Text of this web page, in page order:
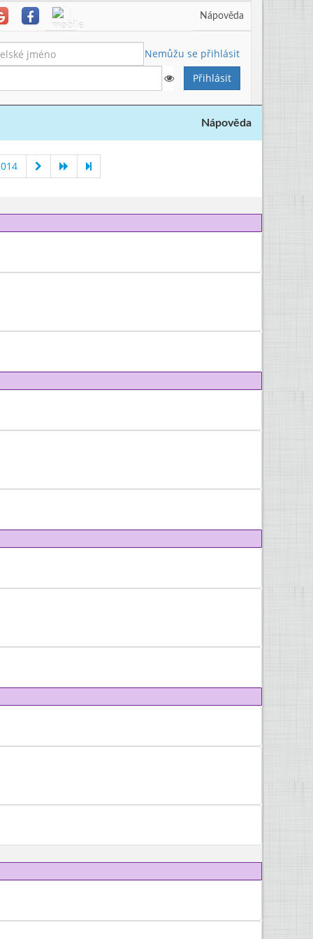
Nápověda
Nemůžu se přihlásit
Nápověda